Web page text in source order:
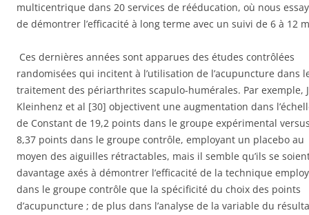
multicentrique dans 20 services de rééducation, où nous
de démontrer l’efficacité à long terme avec un suivi de 6 à 12
Ces dernières années sont apparues des études contrôlées
randomisées qui incitent à l’utilisation de l’acupuncture dans
traitement des périarthrites scapulo-humérales. Par exemple,
Kleinhenz et al [30] objectivent une augmentation dans
de Constant de 19,2 points dans le groupe expérimental
8,37 points dans le groupe contrôle, employant un placebo au
moyen des aiguilles rétractables, mais il semble qu’ils se
davantage axés à démontrer l’efficacité de la technique
dans le groupe contrôle que la spécificité du choix des points
d’acupuncture ; de plus dans l’analyse de la variable du